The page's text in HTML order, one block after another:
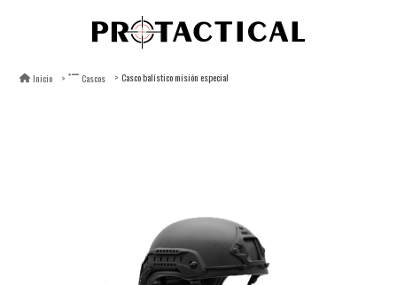
Inicio Cascos Casco balístico misión especial